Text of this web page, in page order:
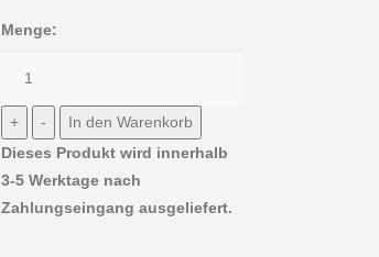
Menge:
Dieses Produkt wird innerhalb
3-5 Werktage nach
Zahlungseingang ausgeliefert.